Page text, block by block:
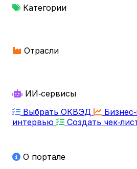
Категории
Отрасли
ИИ‑сервисы
Выбрать ОКВЭД
интервью
Создать
О портале